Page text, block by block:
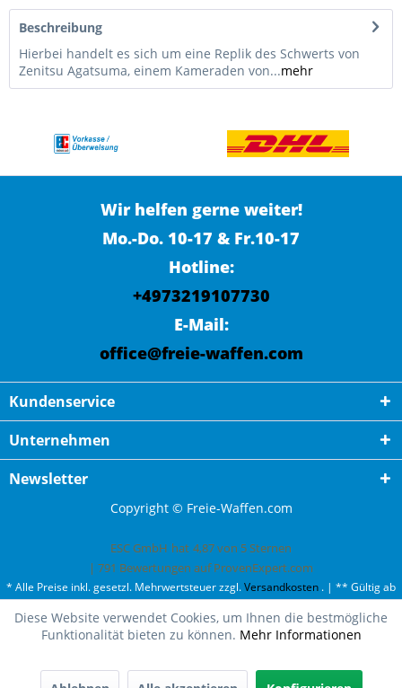
Beschreibung
Hierbei handelt es sich um eine Replik des Schwerts von
Zenitsu Agatsuma, einem Kameraden von...mehr
Wir helfen gerne weiter!
Mo.-Do. 10-17 & Fr.10-17
Hotline:
+4973219107730
E-Mail:
office@freie-waffen.com
Kundenservice
Unternehmen
Newsletter
Copyright © Freie-Waffen.com
ESC GmbH hat 4,87von 5Sternen
| 791 Bewertungen auf ProvenExpert.com
* Alle Preise inkl. gesetzl. Mehrwertsteuer zzgl.Versandkosten . | ** Gültig ab
ausgenommen Gefahrgut. Weitere Ländern finden Sie unterVersandkosten
Diese Website verwendet Cookies, um Ihnen die bestmögliche
Funktionalität bieten zu können. Mehr Informationen